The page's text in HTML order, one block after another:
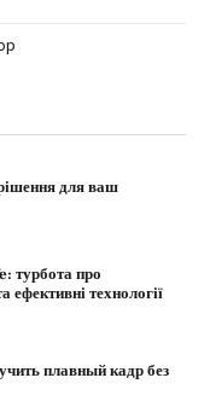
для ваш
турбота про
ефективні технології
плавный кадр без